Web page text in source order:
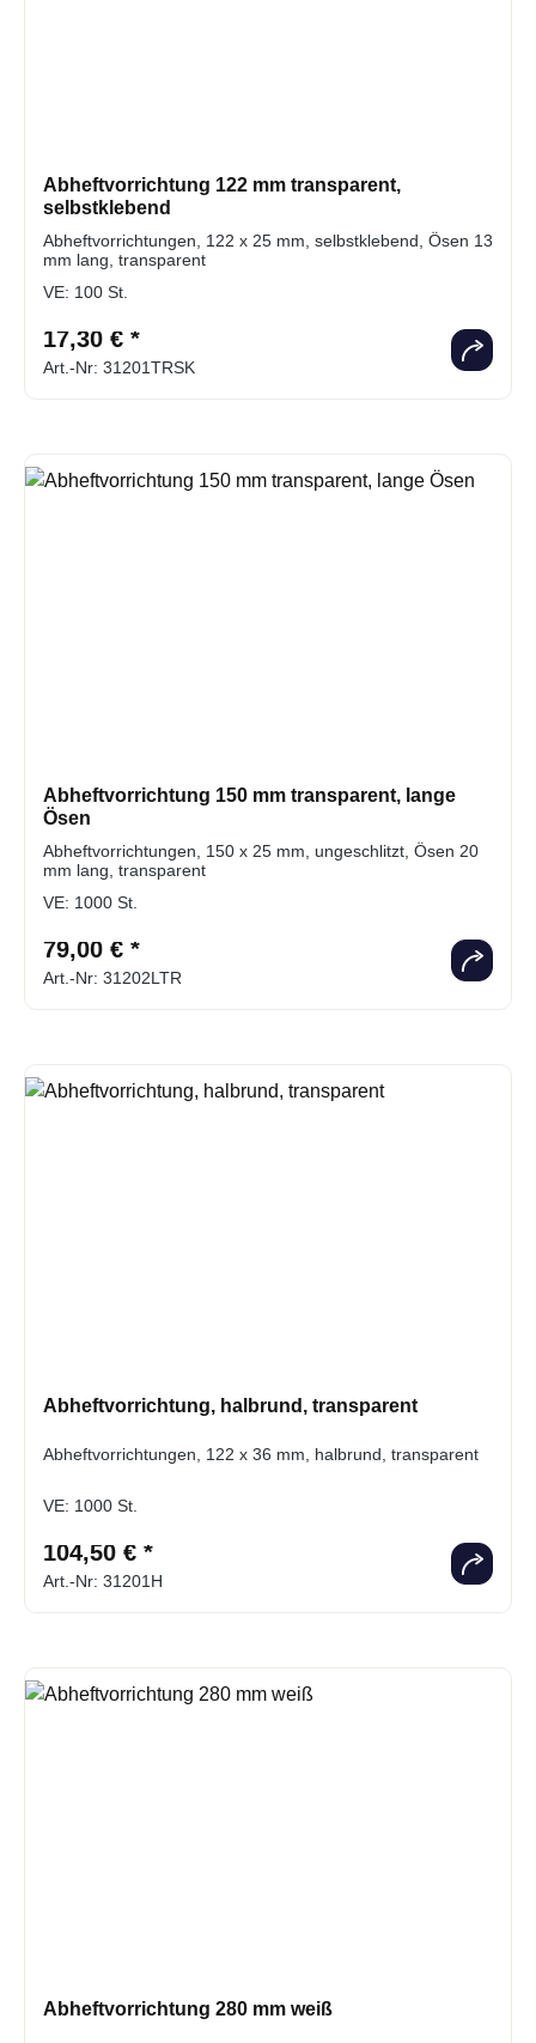
Abheftvorrichtung 122 mm transparent,
selbstklebend
Abheftvorrichtungen, 122 x 25 mm, selbstklebend, Ösen 13
mm lang, transparent
VE: 100 St.
17,30 € *
Art.-Nr: 31201TRSK
Abheftvorrichtung 150 mm transparent, lange
Ösen
Abheftvorrichtungen, 150 x 25 mm, ungeschlitzt, Ösen 20
mm lang, transparent
VE: 1000 St.
79,00 € *
Art.-Nr: 31202LTR
Abheftvorrichtung, halbrund, transparent
Abheftvorrichtungen, 122 x 36 mm, halbrund, transparent
VE: 1000 St.
104,50 € *
Art.-Nr: 31201H
Abheftvorrichtung 280 mm weiß